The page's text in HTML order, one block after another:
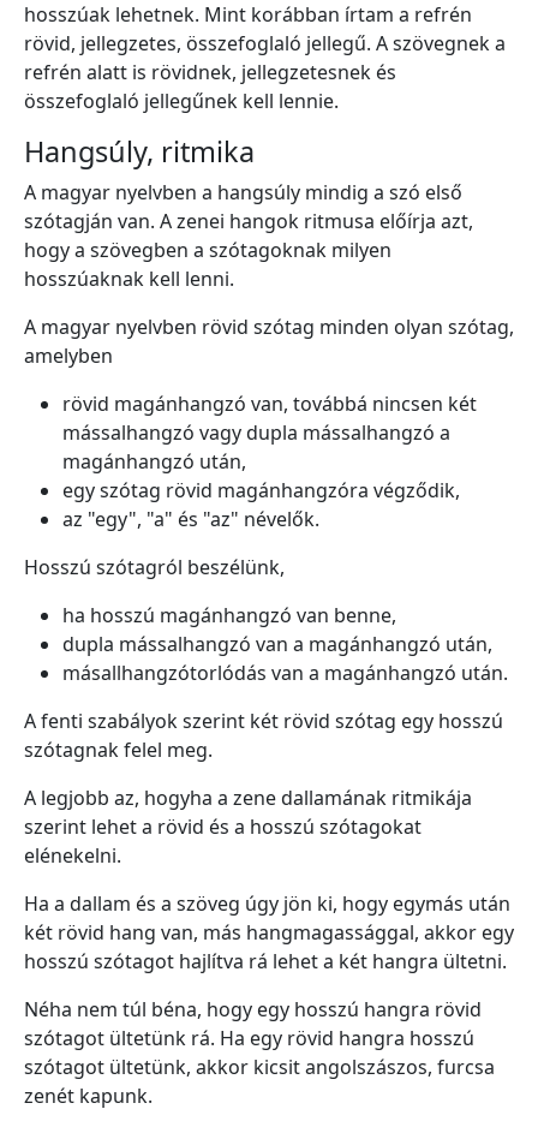
hosszúak lehetnek. Mint korábban írtam a refrén
rövid, jellegzetes, összefoglaló jellegű. A szövegnek a
refrén alatt is rövidnek, jellegzetesnek és
összefoglaló jellegűnek kell lennie.
Hangsúly, ritmika
A magyar nyelvben a hangsúly mindig a szó első
szótagján van. A zenei hangok ritmusa előírja azt,
hogy a szövegben a szótagoknak milyen
hosszúaknak kell lenni.
A magyar nyelvben rövid szótag minden olyan szótag,
amelyben
rövid magánhangzó van, továbbá nincsen két
mássalhangzó vagy dupla mássalhangzó a
magánhangzó után,
egy szótag rövid magánhangzóra végződik,
az "egy", "a" és "az" névelők.
Hosszú szótagról beszélünk,
ha hosszú magánhangzó van benne,
dupla mássalhangzó van a magánhangzó után,
másallhangzótorlódás van a magánhangzó után.
A fenti szabályok szerint két rövid szótag egy hosszú
szótagnak felel meg.
A legjobb az, hogyha a zene dallamának ritmikája
szerint lehet a rövid és a hosszú szótagokat
elénekelni.
Ha a dallam és a szöveg úgy jön ki, hogy egymás után
két rövid hang van, más hangmagassággal, akkor egy
hosszú szótagot hajlítva rá lehet a két hangra ültetni.
Néha nem túl béna, hogy egy hosszú hangra rövid
szótagot ültetünk rá. Ha egy rövid hangra hosszú
szótagot ültetünk, akkor kicsit angolszászos, furcsa
zenét kapunk.